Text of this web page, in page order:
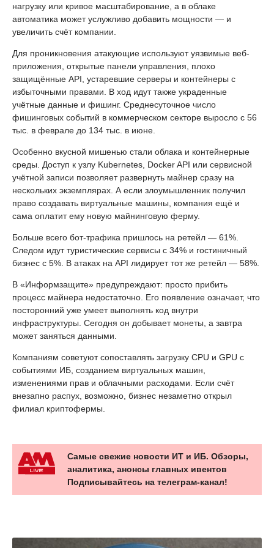
нагрузку или кривое масштабирование, а в облаке
автоматика может услужливо добавить мощности — и
увеличить счёт компании.
Для проникновения атакующие используют уязвимые веб-
приложения, открытые панели управления, плохо
защищённые API, устаревшие серверы и контейнеры с
избыточными правами. В ход идут также украденные
учётные данные и фишинг. Среднесуточное число
фишинговых событий в коммерческом секторе выросло с 56
тыс. в феврале до 134 тыс. в июне.
Особенно вкусной мишенью стали облака и контейнерные
среды. Доступ к узлу Kubernetes, Docker API или сервисной
учётной записи позволяет развернуть майнер сразу на
нескольких экземплярах. А если злоумышленник получил
право создавать виртуальные машины, компания ещё и
сама оплатит ему новую майнинговую ферму.
Больше всего бот-трафика пришлось на ретейл — 61%.
Следом идут туристические сервисы с 34% и гостиничный
бизнес с 5%. В атаках на API лидирует тот же ретейл — 58%.
В «Информзащите» предупреждают: просто прибить
процесс майнера недостаточно. Его появление означает, что
посторонний уже умеет выполнять код внутри
инфраструктуры. Сегодня он добывает монеты, а завтра
может заняться данными.
Компаниям советуют сопоставлять загрузку CPU и GPU с
событиями ИБ, созданием виртуальных машин,
изменениями прав и облачными расходами. Если счёт
внезапно распух, возможно, бизнес незаметно открыл
филиал криптофермы.
Самые свежие новости ИТ и ИБ. Обзоры,
аналитика, анонсы главных ивентов
Подписывайтесь на телеграм-канал!